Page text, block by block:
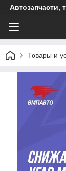
Автозапчасти,
Товары и